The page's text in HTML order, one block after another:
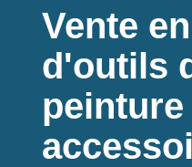
Une coque ergonomique et
confortable.
Compatible trépied :
Filetage standard 1/4" pour
Résistant et fiable :
Indice de protection IP54,
éclaboussures.
Vente
d'outils
peinture